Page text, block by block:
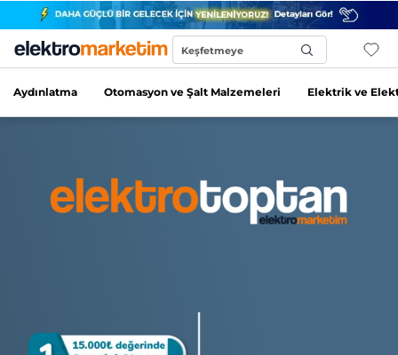
Keşfetmeye
Aydınlatma Otomasyon ve Şalt Malzemeleri Elektrik ve